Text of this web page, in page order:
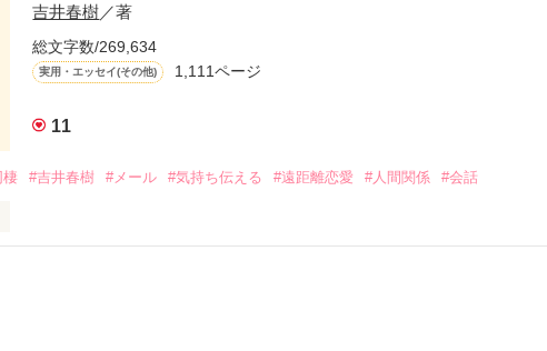
合わせが絶えないという、
を山川さんが
で連載します！
て気軽に取り入れられる
んの感想や、
聞けちゃうので、
べさせたい時の
ぞ！
吉井春樹／著
総文字数/269,634
実用・エッセイ(その他) 1,111ページ
11
棲 #吉井春樹 #メール #気持ち伝える #遠距離恋愛 #人間関係 #会話